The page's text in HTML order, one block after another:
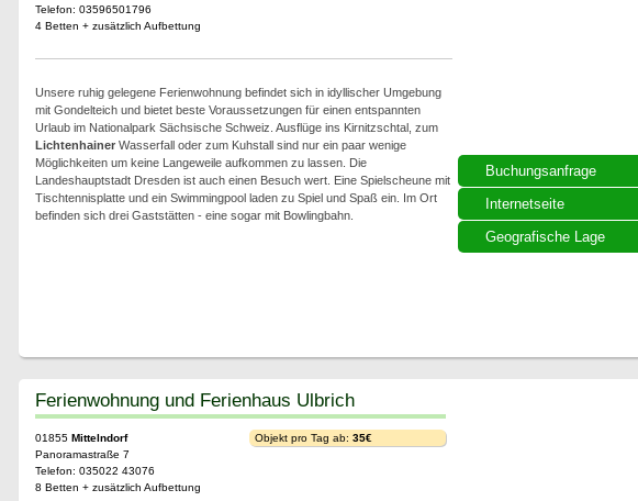
Buchungsanfrage
Internetseite
Geografische Lage
Telefon: 03596501796
4 Betten + zusätzlich Aufbettung
Unsere ruhig gelegene Ferienwohnung befindet sich in idyllischer Umgebung
mit Gondelteich und bietet beste Voraussetzungen für einen entspannten
Urlaub im Nationalpark Sächsische Schweiz. Ausflüge ins Kirnitzschtal, zum
LichtenhainerWasserfall oder zum Kuhstall sind nur ein paar wenige
Möglichkeiten um keine Langeweile aufkommen zu lassen. Die
Landeshauptstadt Dresden ist auch einen Besuch wert. Eine Spielscheune mit
Tischtennisplatte und ein Swimmingpool laden zu Spiel und Spaß ein. Im Ort
befinden sich drei Gaststätten - eine sogar mit Bowlingbahn.
Ferienwohnung und Ferienhaus Ulbrich
01855 Mittelndorf
Panoramastraße 7
Telefon: 035022 43076
8 Betten + zusätzlich Aufbettung
Objekt pro Tag ab: 35€